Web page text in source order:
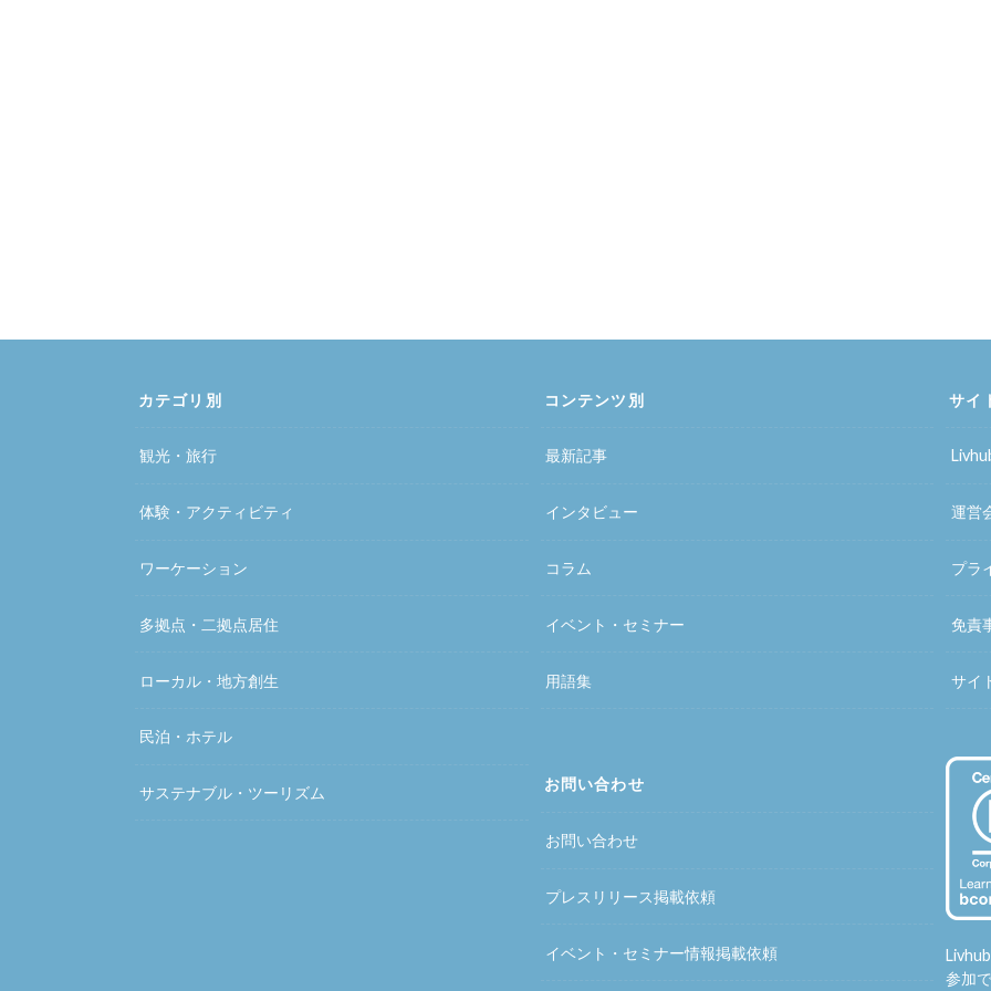
カテゴリ別
観光・旅行
体験・アクティビティ
ワーケーション
多拠点・二拠点居住
ローカル・地方創生
民泊・ホテル
サステナブル・ツーリズム
コンテンツ別
最新記事
インタビュー
コラム
イベント・セミナー
用語集
お問い合わせ
お問い合わせ
プレスリリース掲載依頼
イベント・セミナー情報掲載依頼
サイ
運営
プラ
免責
サイ
参加